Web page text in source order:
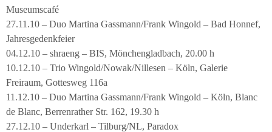
Museumscafé
27.11.10 – Duo Martina Gassmann/Frank Wingold – Bad Honnef,
Jahresgedenkfeier
04.12.10 – shraeng – BIS, Mönchengladbach, 20.00 h
10.12.10 – Trio Wingold/Nowak/Nillesen – Köln, Galerie
Freiraum, Gottesweg 116a
11.12.10 – Duo Martina Gassmann/Frank Wingold – Köln, Blanc
de Blanc, Berrenrather Str. 162, 19.30 h
27.12.10 – Underkarl – Tilburg/NL, Paradox